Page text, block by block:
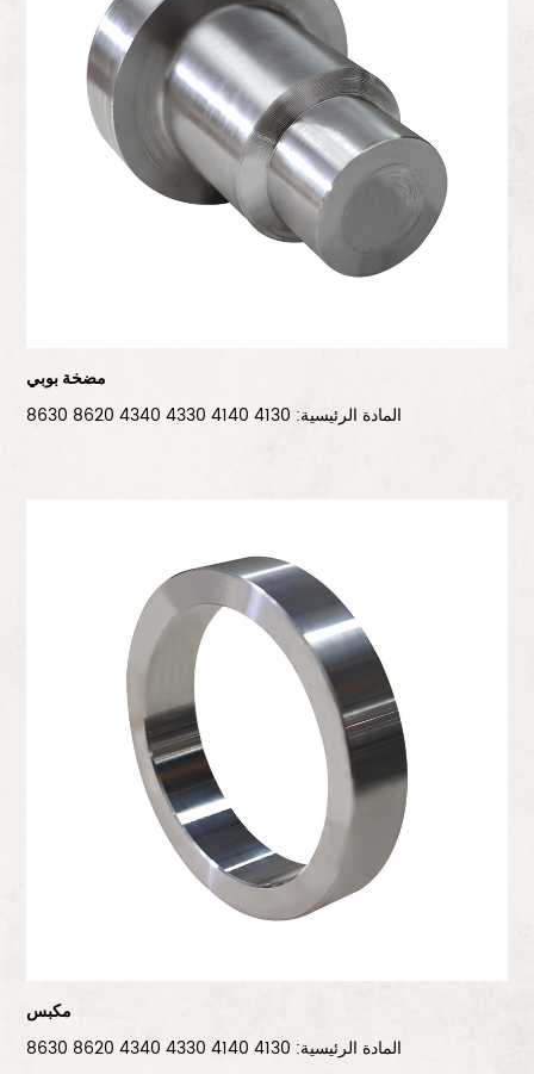
مضخة بوبي
المادة الرئيسية: 4130 4140 4330 4340 8620 8630
مكبس
المادة الرئيسية: 4130 4140 4330 4340 8620 8630